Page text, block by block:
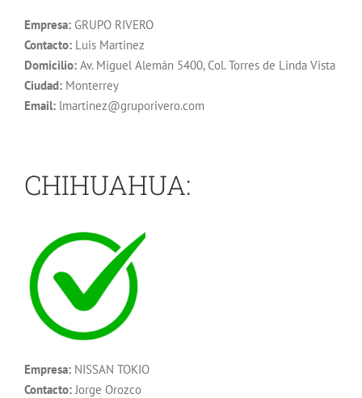
Empresa: GRUPO RIVERO
Contacto: Luis Martinez
Domicilio: Av. Miguel Alemán 5400, Col. Torres de Linda Vista
Ciudad: Monterrey
Email: lmartinez@gruporivero.com
CHIHUAHUA:
Empresa: NISSAN TOKIO
Contacto:Jorge Orozco